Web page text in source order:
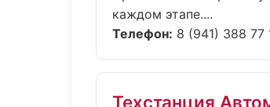
каждом этапе....
Телефон: 8 (941) 388 77
Техстанция